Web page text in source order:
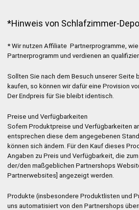
*Hinweis von Schlafzimmer-
* Wir nutzen Affiliate Partnerprogramme,
Partnerprogramm und verdienen an
Sollten Sie nach dem Besuch unserer Seite
kaufen, so können wir dafür eine Provision
Der Endpreis für Sie bleibt identisch.
Preise und Verfügbarkeiten
Sofern Produktpreise und Verfügbarkeiten
entsprechen diese dem angegebenen
können sich ändern. Für den Kauf dieses
Angaben zu Preis und Verfügbarkeit, die
der/den maßgeblichen Partnershops
Partnerwebsites] angezeigt werden.
Produkte (insbesondere Produktlisten und
uns automatisiert von den Partnershops